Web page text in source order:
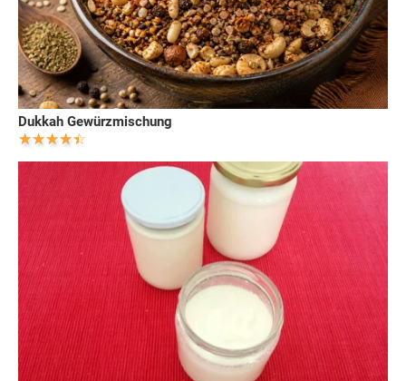
Dukkah Gewürzmischung